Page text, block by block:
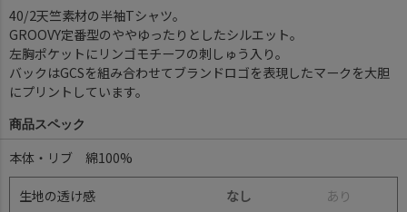
40/2天竺素材の半袖Tシャツ。
GROOVY定番型のややゆったりとしたシルエット。
左胸ポケットにリンゴモチーフの刺しゅう入り。
バックはGCSを組み合わせてブランドロゴを表現したマークを大胆
にプリントしています。
商品スペック
本体・リブ 綿100%
生地の透け感 なし あ り